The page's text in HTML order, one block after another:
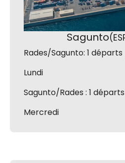
Sagunto
Rades/Sagunto: 1
Lundi
Sagunto/Rades : 1
Mercredi